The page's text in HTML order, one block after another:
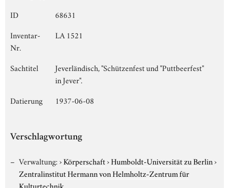
ID
68631
Inventar-
Nr.
LA 1521
Sachtitel
Jeverländisch, "Schützenfest und "Puttbeerfest"
in Jever".
Datierung
1937-06-08
Verschlagwortung
Verwaltung:›Körperschaft›Humboldt-Universität zu Berlin›
Zentralinstitut Hermann von Helmholtz-Zentrum für
Kulturtechnik